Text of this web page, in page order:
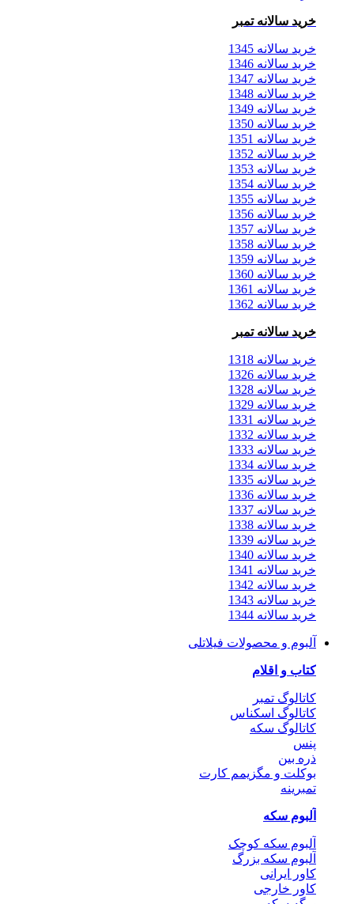
خرید سالانه تمبر
خرید سالانه 1345
خرید سالانه 1346
خرید سالانه 1347
خرید سالانه 1348
خرید سالانه 1349
خرید سالانه 1350
خرید سالانه 1351
خرید سالانه 1352
خرید سالانه 1353
خرید سالانه 1354
خرید سالانه 1355
خرید سالانه 1356
خرید سالانه 1357
خرید سالانه 1358
خرید سالانه 1359
خرید سالانه 1360
خرید سالانه 1361
خرید سالانه 1362
خرید سالانه تمبر
خرید سالانه 1318
خرید سالانه 1326
خرید سالانه 1328
خرید سالانه 1329
خرید سالانه 1331
خرید سالانه 1332
خرید سالانه 1333
خرید سالانه 1334
خرید سالانه 1335
خرید سالانه 1336
خرید سالانه 1337
خرید سالانه 1338
خرید سالانه 1339
خرید سالانه 1340
خرید سالانه 1341
خرید سالانه 1342
خرید سالانه 1343
خرید سالانه 1344
آلبوم و محصولات فیلاتلی
کتاب و اقلام
کاتالوگ تمبر
کاتالوگ اسکناس
کاتالوگ سکه
پنس
ذره بین
بوکلت و مگزیمم کارت
تمبرینه
آلبوم سکه
آلبوم سکه کوچک
آلبوم سکه بزرگ
کاور ایرانی
کاور خارجی